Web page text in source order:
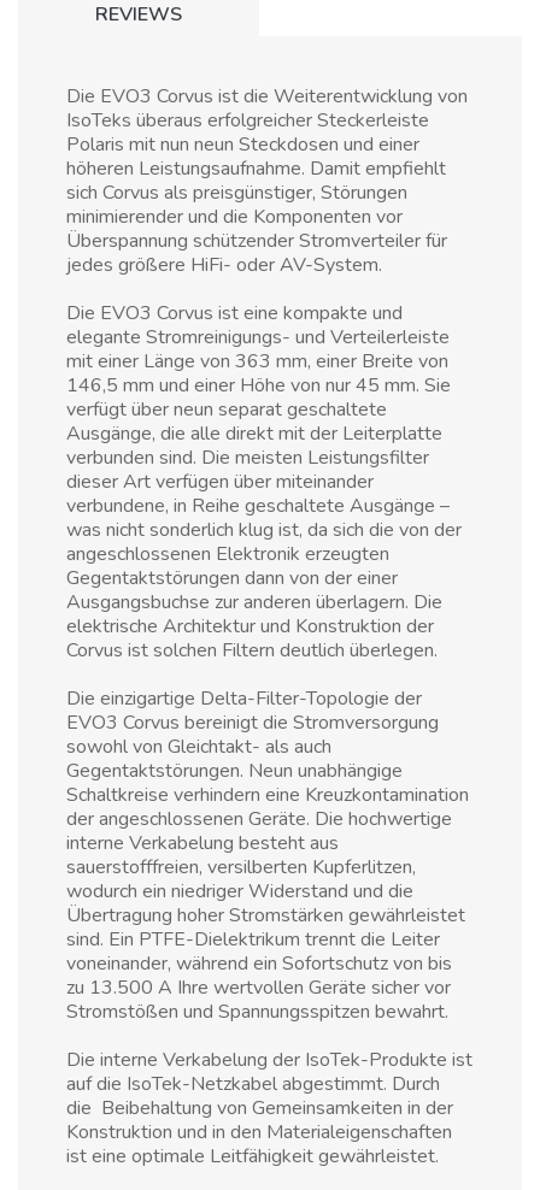
REVIEWS
Die EVO3 Corvus ist die Weiterentwicklung von
IsoTeks überaus erfolgreicher Steckerleiste
Polaris mit nun neun Steckdosen und einer
höheren Leistungsaufnahme. Damit empfiehlt
sich Corvus als preisgünstiger, Störungen
minimierender und die Komponenten vor
Überspannung schützender Stromverteiler für
jedes größere HiFi- oder AV-System.
Die EVO3 Corvus ist eine kompakte und
elegante Stromreinigungs- und Verteilerleiste
mit einer Länge von 363 mm, einer Breite von
146,5 mm und einer Höhe von nur 45 mm. Sie
verfügt über neun separat geschaltete
Ausgänge, die alle direkt mit der Leiterplatte
verbunden sind. Die meisten Leistungsfilter
dieser Art verfügen über miteinander
verbundene, in Reihe geschaltete Ausgänge –
was nicht sonderlich klug ist, da sich die von der
angeschlossenen Elektronik erzeugten
Gegentaktstörungen dann von der einer
Ausgangsbuchse zur anderen überlagern. Die
elektrische Architektur und Konstruktion der
Corvus ist solchen Filtern deutlich überlegen.
Die einzigartige Delta-Filter-Topologie der
EVO3 Corvus bereinigt die Stromversorgung
sowohl von Gleichtakt- als auch
Gegentaktstörungen. Neun unabhängige
Schaltkreise verhindern eine Kreuzkontamination
der angeschlossenen Geräte. Die hochwertige
interne Verkabelung besteht aus
sauerstofffreien, versilberten Kupferlitzen,
wodurch ein niedriger Widerstand und die
Übertragung hoher Stromstärken gewährleistet
sind. Ein PTFE-Dielektrikum trennt die Leiter
voneinander, während ein Sofortschutz von bis
zu 13.500 A Ihre wertvollen Geräte sicher vor
Stromstößen und Spannungsspitzen bewahrt.
Die interne Verkabelung der IsoTek-Produkte ist
auf die IsoTek-Netzkabel abgestimmt. Durch
die Beibehaltung von Gemeinsamkeiten in der
Konstruktion und in den Materialeigenschaften
ist eine optimale Leitfähigkeit gewährleistet.